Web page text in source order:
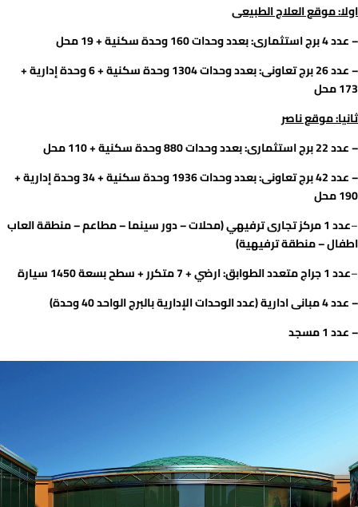
اولا: موقع العلاجالطبيعى
– عدد4 برج استثمارى: بعددوحدات 160 وحدة سكنية + 19 محل
– عدد26 برج تعاونى: بعدد
وحدات 1304 وحدة سكنية + 6 وحدة إدارية +
173 محل
ثانيا: موقع ناصر
– عدد22 برج استثمارى: بعددوحدات 880 وحدة سكنية +110 محل
– عدد42 برج تعاونى: بعدد
وحدات 1936 وحدة سكنية + 34 وحدة إدارية +
190 محل
–عدد1 مركز تجارى
ترفيهي (محلات – دور سينما – مطاعم – منطقة العاب
اطفال – منطقة ترفيهية)
–عدد 1 جراج متعدد الطوابق: ارضي + 7 متكرر + سطح بسعة 1450 سيارة
– عدد4مبانىادارية(عددالوحدات الإدارية بالبرج الواحد 40
وحدة)
– عدد1 مسجد